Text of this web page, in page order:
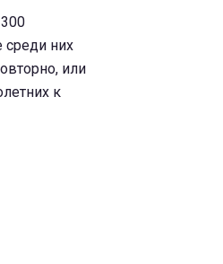
среди них
или
к